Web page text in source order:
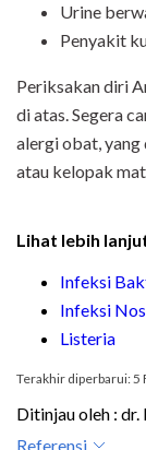
Urine
Penyakit
Periksakan diri
di atas. Segera
alergi obat,
atau kelopak
Lihat lebih
Infeksi
Infeksi
Listeria
Terakhir diperbarui: 5